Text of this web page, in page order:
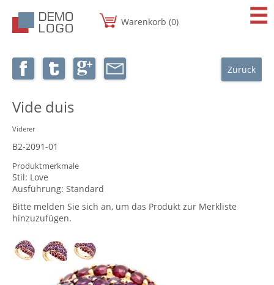
Warenkorb (0)
Zurück
Vide duis
Viderer
B2-2091-01
Produktmerkmale
Stil: Love
Ausführung: Standard
Bitte melden Sie sich an, um das Produkt zur Merkliste
hinzuzufügen.